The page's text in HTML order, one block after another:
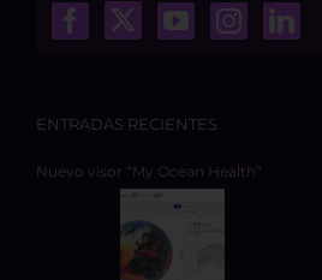
ENTRADAS RECIENTES
Nuevo visor “My Ocean Health”